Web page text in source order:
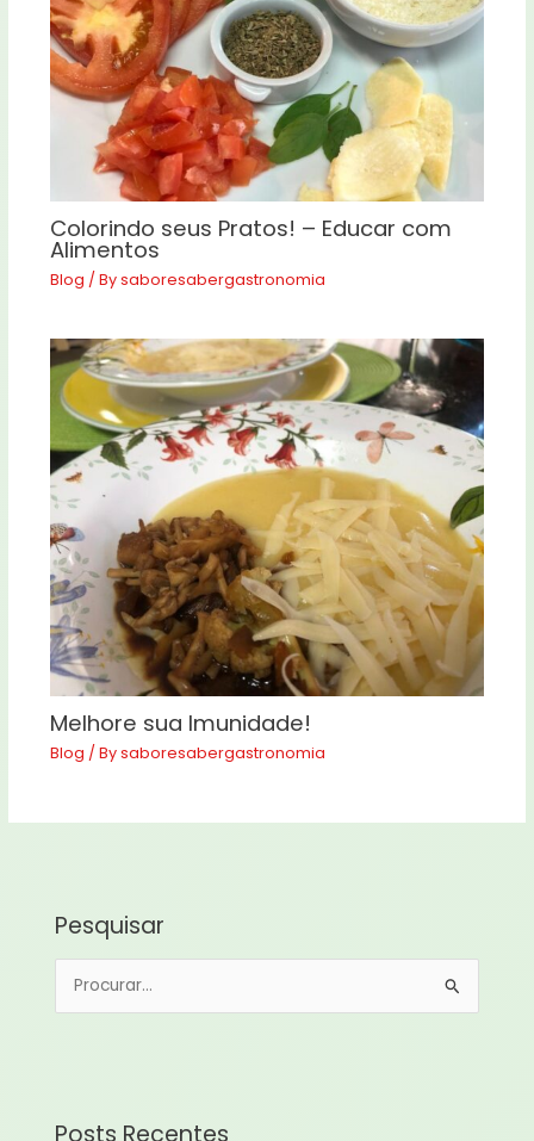
Colorindo seus Pratos! – Educar com
Alimentos
Blog / Bysaboresabergastronomia
Melhore sua Imunidade!
Blog / Bysaboresabergastronomia
Pesquisar